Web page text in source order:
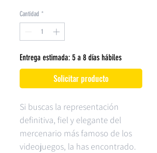
Cantidad *
Entrega estimada: 5 a 8 días hábiles
Solicitar producto
Si buscas la representación
definitiva, fiel y elegante del
mercenario más famoso de los
videojuegos, la has encontrado.